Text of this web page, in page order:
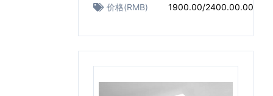
价格(RMB)
1900.00/2400.00.00